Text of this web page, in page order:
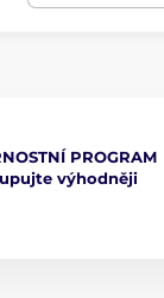
PROGRAM
výhodněji